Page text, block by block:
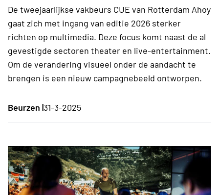
De tweejaarlijkse vakbeurs CUE van Rotterdam Ahoy
gaat zich met ingang van editie 2026 sterker
richten op multimedia. Deze focus komt naast de al
gevestigde sectoren theater en live-entertainment.
Om de verandering visueel onder de aandacht te
brengen is een nieuw campagnebeeld ontworpen.
Beurzen |31-3-2025